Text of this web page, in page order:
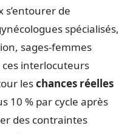
s’entourer de
spécialisés,
sages-femmes
interlocuteurs
leschances réelles
10 % par cycle après
des contraintes